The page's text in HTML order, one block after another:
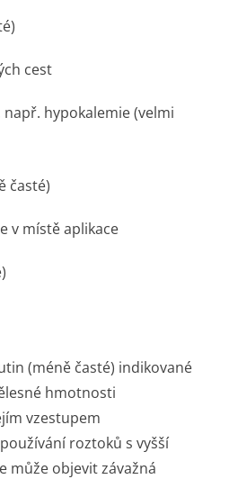
cest
hypokalemie (velmi
časté)
v místě aplikace
(méně časté) indikované
hmotnosti
vzestupem
roztoků s vyšší
může objevit závažná